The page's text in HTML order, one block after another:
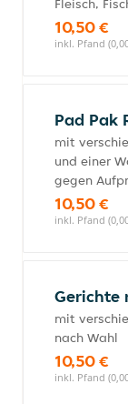
Fleisch,
10,50 €
inkl. Pfand
Pad Pak
mit
und einer
gegen
10,50 €
inkl. Pfand
Gerichte
mit
nach Wahl
10,50 €
inkl. Pfand